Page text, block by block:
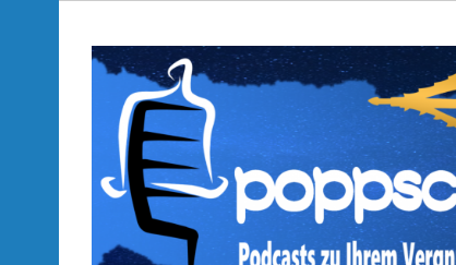
Podcasts zu Ihrem Vergnügen